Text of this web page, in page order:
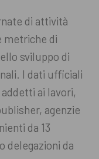
di attività
metriche di
sviluppo di
I dati ufficiali
ai lavori,
agenzie
da 13
delegazioni da